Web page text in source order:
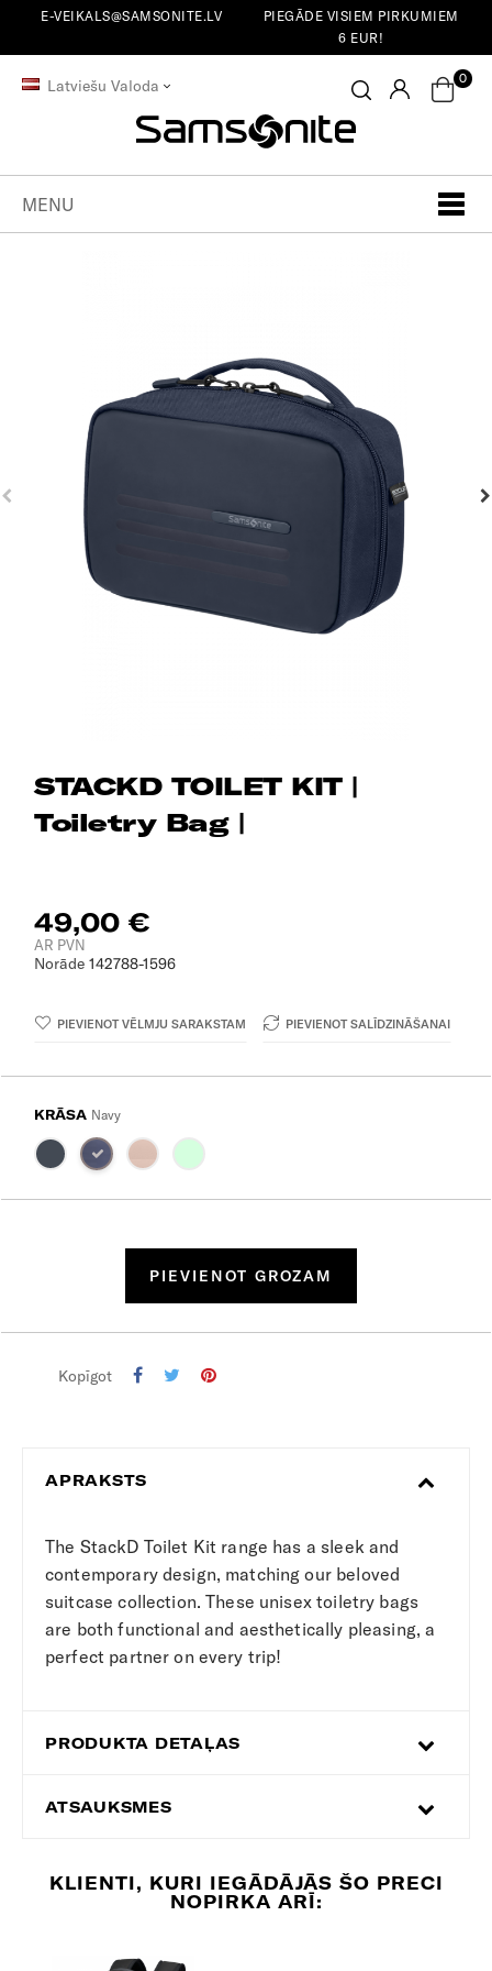
E-VEIKALS@SAMSONITE.LV
PIEGĀDE VISIEM PIRKUMIEM
6 EUR!
Latviešu Valoda 0
MENU
STACKD TOILET KIT |
Toiletry Bag |
49,00 €
AR PVN
Norāde 142788-1596
PIEVIENOT VĒLMJU SARAKSTAM PIEVIENOT SALĪDZINĀŠANAI
KRĀSA Navy
PIEVIENOT GROZAM
Kopīgot
APRAKSTS
The StackD Toilet Kit range has a sleek and
contemporary design, matching our beloved
suitcase collection. These unisex toiletry bags
are both functional and aesthetically pleasing, a
perfect partner on every trip!
PRODUKTA DETAĻAS
ATSAUKSMES
KLIENTI, KURI IEGĀDĀJĀS ŠO PRECI
NOPIRKA ARĪ: